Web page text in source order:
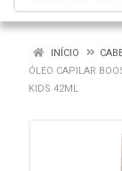
INÍCIO
ÓLEO CAPILAR
KIDS 42ML